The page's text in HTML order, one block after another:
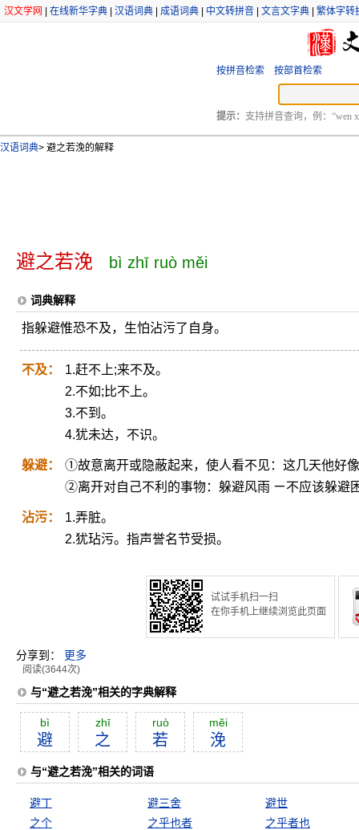
汉文学网 在线新华字典 汉语词典 成语词典 中文转拼音 文言文字典 繁体字转
按拼音检索 按部首检索
提示： 支持拼音查询，例：“wen
汉语词典> 避之若浼的解释
避之若浼 bì zhī ruò měi
词典解释
指躲避惟恐不及，生怕沾污了自身。
不及：
1.赶不上;来不及。
2.不如;比不上。
3.不到。
4.犹未达，不识。
躲避：
①故意离开或隐蔽起来，使人看不见：这几天他好
②离开对自己不利的事物：躲避风雨 ㄧ不应该躲避
沾污：
1.弄脏。
2.犹玷污。指声誉名节受损。
试试手机扫一扫
在你手机上继续浏览此页面
分享到： 更多
阅读(3644次)
与“避之若浼”相关的字典解释
bì
避
zhī
之
ruò
若
mĕi
浼
与“避之若浼”相关的词语
避丁 避三舍
避世
之个
之乎也者
之乎者也